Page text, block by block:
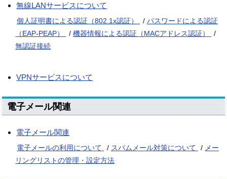
無線LANサービスについて
個人証明書による認証（802.1x認証） / パスワードによる認証
（EAP-PEAP）
/ 機器情報による認証（MACアドレス認証）
/
無認証接続
VPNサービスについて
電子メール関連
電子メール関連
電子メールの利用について / スパムメール対策について / メー
リングリストの管理・設定方法